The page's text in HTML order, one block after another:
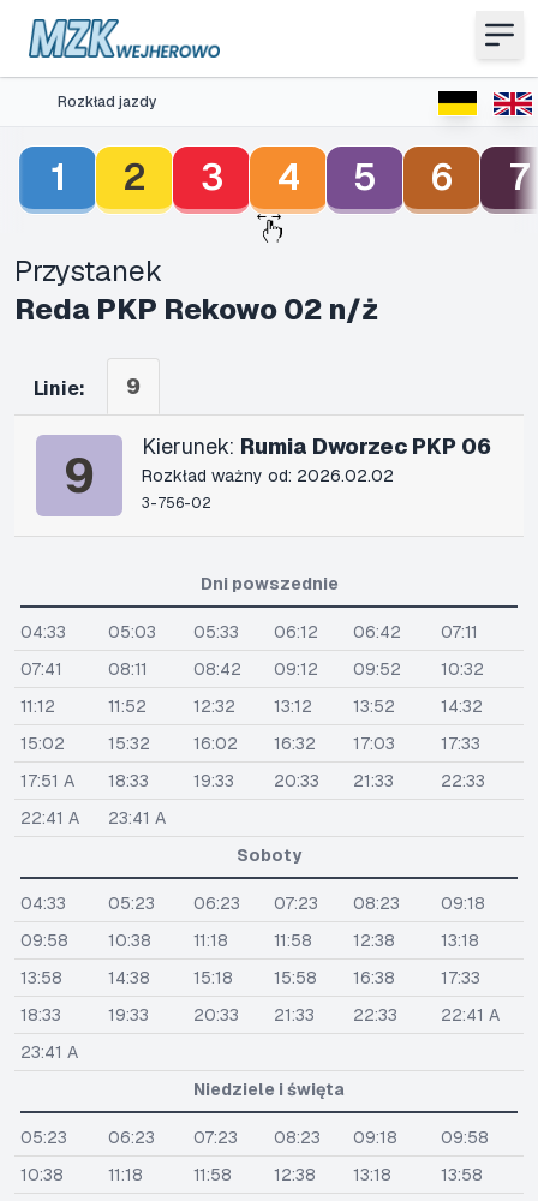
Rozkład jazdy
1 2 3 4 5 6 7
Przystanek
Reda PKP Rekowo 02 n/ż
Linie: 9
9 Kierunek: Rumia Dworzec PKP 06
Rozkład ważny od: 2026.02.02
3-756-02
Dni powszednie
04:33 05:03 05:33 06:12 06:42
07:11
07:41
08:11 08:42 09:12 09:52
10:32
11:12
11:52 12:32 13:12 13:52
14:32
15:02
15:32 16:02 16:32 17:03
17:33
17:51 A
18:33 19:33 20:33 21:33
22:33
22:41 A
23:41 A
Soboty
04:33 05:23 06:23 07:23 08:23
09:18
09:58
10:38 11:18 11:58 12:38
13:18
13:58
14:38 15:18 15:58 16:38
17:33
18:33
19:33 20:33 21:33 22:33
22:41 A
23:41 A
Niedziele i święta
05:23 06:23 07:23 08:23 09:18
09:58
10:38
11:18 11:58 12:38 13:18
13:58